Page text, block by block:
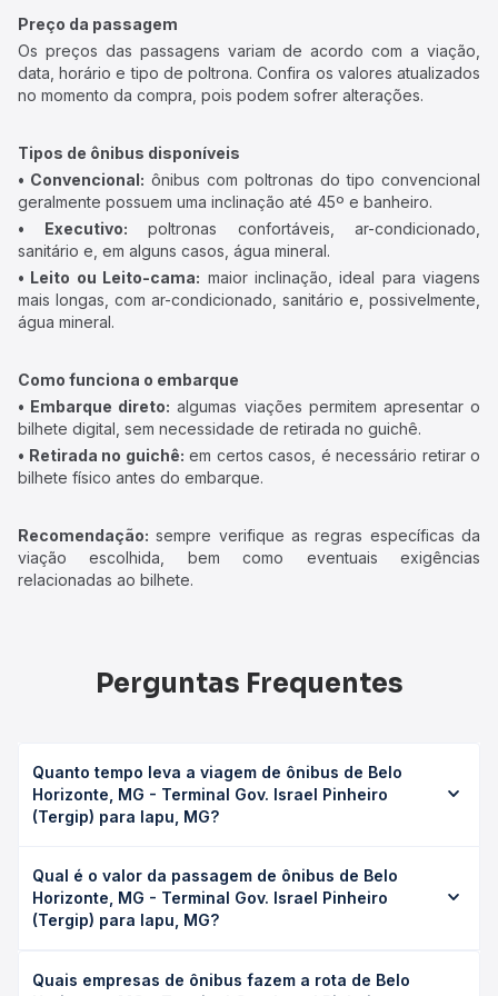
Preço da passagem
Os preços das passagens variam de acordo com a viação,
data, horário e tipo de poltrona. Confira os valores atualizados
no momento da compra, pois podem sofrer alterações.
Tipos de ônibus disponíveis
• Convencional: ônibus com poltronas do tipo convencional
geralmente possuem uma inclinação até 45º e banheiro.
• Executivo: poltronas confortáveis, ar-condicionado,
sanitário e, em alguns casos, água mineral.
• Leito ou Leito-cama: maior inclinação, ideal para viagens
mais longas, com ar-condicionado, sanitário e, possivelmente,
água mineral.
Como funciona o embarque
• Embarque direto: algumas viações permitem apresentar o
bilhete digital, sem necessidade de retirada no guichê.
• Retirada no guichê: em certos casos, é necessário retirar o
bilhete físico antes do embarque.
Recomendação: sempre verifique as regras específicas da
viação escolhida, bem como eventuais exigências
relacionadas ao bilhete.
Perguntas Frequentes
Quanto tempo leva a viagem de ônibus de Belo
Horizonte, MG - Terminal Gov. Israel Pinheiro
(Tergip) para Iapu, MG?
Israel Pinheiro (Tergip) para Iapu, MG leva em média 5h
16min, podendo variar conforme a viação, o tipo de
serviço (convencional, executivo ou leito) e as condições
desejada.
Qual é o valor da passagem de ônibus de Belo
Horizonte, MG - Terminal Gov. Israel Pinheiro
(Tergip) para Iapu, MG?
Terminal Gov. Israel Pinheiro (Tergip) para Iapu, MG custa
Quais empresas de ônibus fazem a rota de Belo